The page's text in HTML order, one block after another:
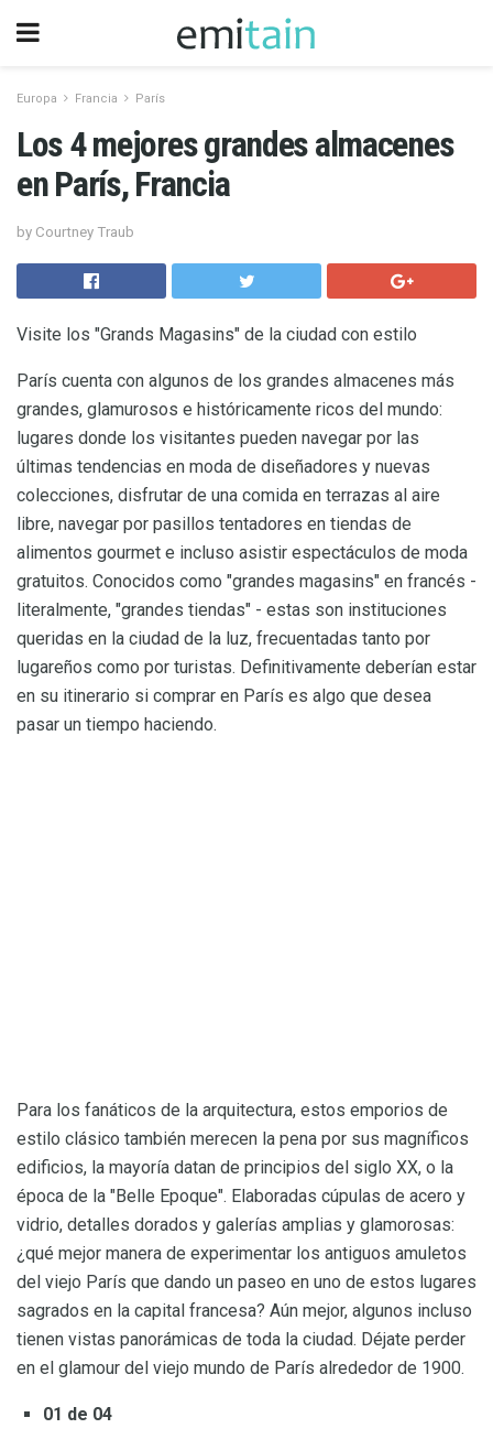
Europa Francia París
Los 4 mejores grandes almacenes
en París, Francia
by Courtney Traub
Visite los "Grands Magasins" de la ciudad con estilo
París cuenta con algunos de los grandes almacenes más
grandes, glamurosos e históricamente ricos del mundo:
lugares donde los visitantes pueden navegar por las
últimas tendencias en moda de diseñadores y nuevas
colecciones, disfrutar de una comida en terrazas al aire
libre, navegar por pasillos tentadores en tiendas de
alimentos gourmet e incluso asistir espectáculos de moda
gratuitos. Conocidos como "grandes magasins" en francés -
literalmente, "grandes tiendas" - estas son instituciones
queridas en la ciudad de la luz, frecuentadas tanto por
lugareños como por turistas. Definitivamente deberían estar
en su itinerario si comprar en París es algo que desea
pasar un tiempo haciendo.
Para los fanáticos de la arquitectura, estos emporios de
estilo clásico también merecen la pena por sus magníficos
edificios, la mayoría datan de principios del siglo XX, o la
época de la "Belle Epoque". Elaboradas cúpulas de acero y
vidrio, detalles dorados y galerías amplias y glamorosas:
¿qué mejor manera de experimentar los antiguos amuletos
del viejo París que dando un paseo en uno de estos lugares
sagrados en la capital francesa? Aún mejor, algunos incluso
tienen vistas panorámicas de toda la ciudad. Déjate perder
en el glamour del viejo mundo de París alrededor de 1900.
01 de 04